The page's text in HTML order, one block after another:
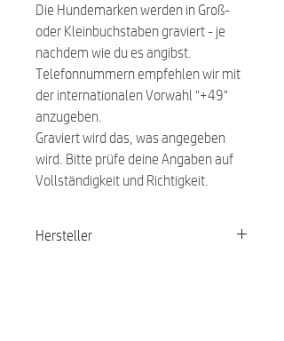
Die Hundemarken werden in Groß-
oder Kleinbuchstaben graviert - je
nachdem wie du es angibst.
Telefonnummern empfehlen wir mit
der internationalen Vorwahl "+49"
anzugeben.
Graviert wird das, was angegeben
wird. Bitte prüfe deine Angaben auf
Vollständigkeit und Richtigkeit.
Hersteller